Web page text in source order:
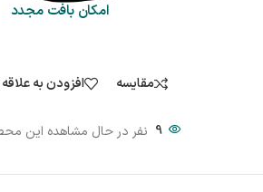
امکان بافت مجدد
مقایسه افزودن به
9 نفر در حال مشاهده این